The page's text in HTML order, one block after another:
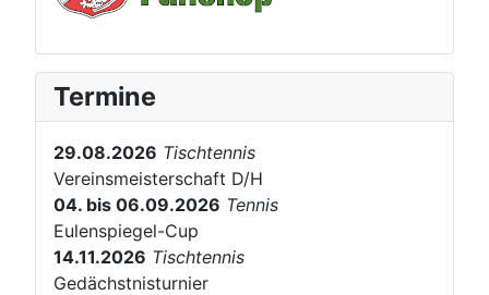
Termine
29.08.2026 Tischtennis
Vereinsmeisterschaft D/H
04. bis 06.09.2026 Tennis
Eulenspiegel-Cup
14.11.2026 Tischtennis
Gedächstnisturnier